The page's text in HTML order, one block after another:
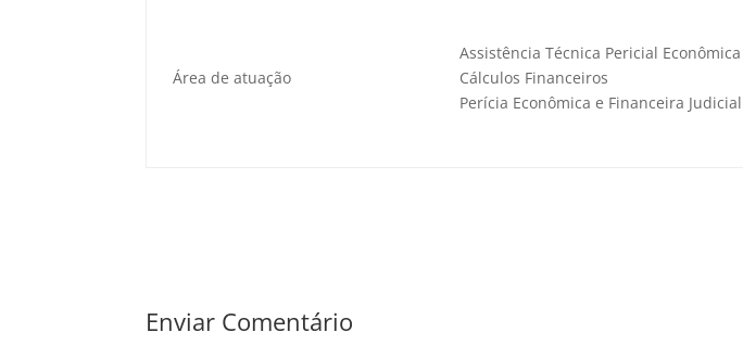
Área de atuação
Assistência Técnica Pericial
Cálculos Financeiros
Perícia Econômica e Financeira
Enviar Comentário